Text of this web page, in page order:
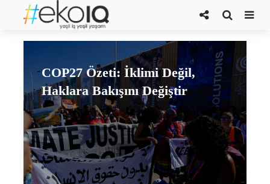
cinsiyet eşitliği meselesi
COP27 Özeti: İklimi Değil,
Haklara Bakışını Değiştir